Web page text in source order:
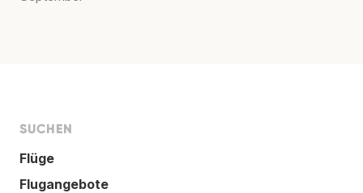
SUCHEN
Flüge
Flugangebote